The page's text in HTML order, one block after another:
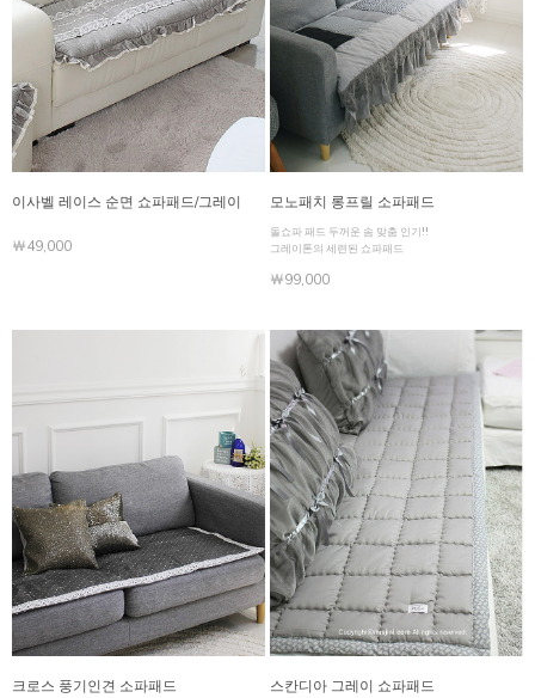
이사벨 레이스 순면 쇼파패드/그레이
￦49,000
모노패치 롱프릴 소파패드
돌쇼파 패드 두꺼운 솜 맞춤 인기!!
그레이톤의 세련된 쇼파패드
￦99,000
크로스 풍기인견 소파패드
스칸디아 그레이 쇼파패드